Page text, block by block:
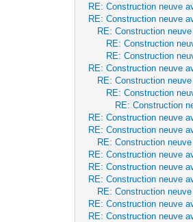
RE: Construction neuve
RE: Construction neuve
RE: Construction
RE: Construction
RE: Construction
RE: Construction neuve
RE: Construction
RE: Construction
RE: Construction
RE: Construction neuve
RE: Construction neuve
RE: Construction
RE: Construction neuve
RE: Construction neuve
RE: Construction neuve
RE: Construction
RE: Construction neuve
RE: Construction neuve